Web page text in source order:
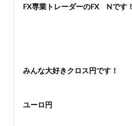
FX専業トレーダーのFX Nです！
みんな大好きクロス円です！
ユーロ円